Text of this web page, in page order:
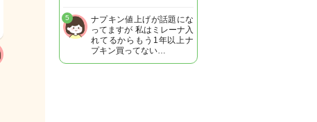
ナプキン値上げが話題にな
ってますが 私はミレーナ入
れてるからもう1年以上ナ
プキン買ってない…
5